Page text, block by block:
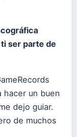
ser parte de
hacer un buen
dejo guiar.
de muchos